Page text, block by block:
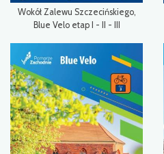
Wokół Zalewu Szczecińskiego,
Blue Velo etap I - II - III